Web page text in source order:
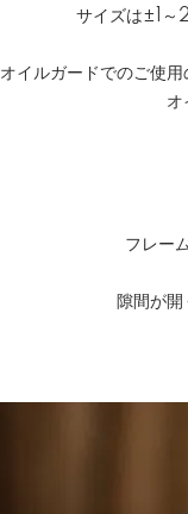
サイズは±1～
オイルガードでのご使
オ
フレー
隙間が